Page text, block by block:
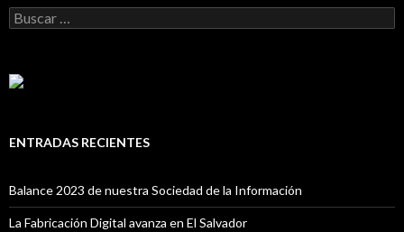
Buscar:
ENTRADAS RECIENTES
Balance 2023 de nuestra Sociedad de la Información
La Fabricación Digital avanza en El Salvador